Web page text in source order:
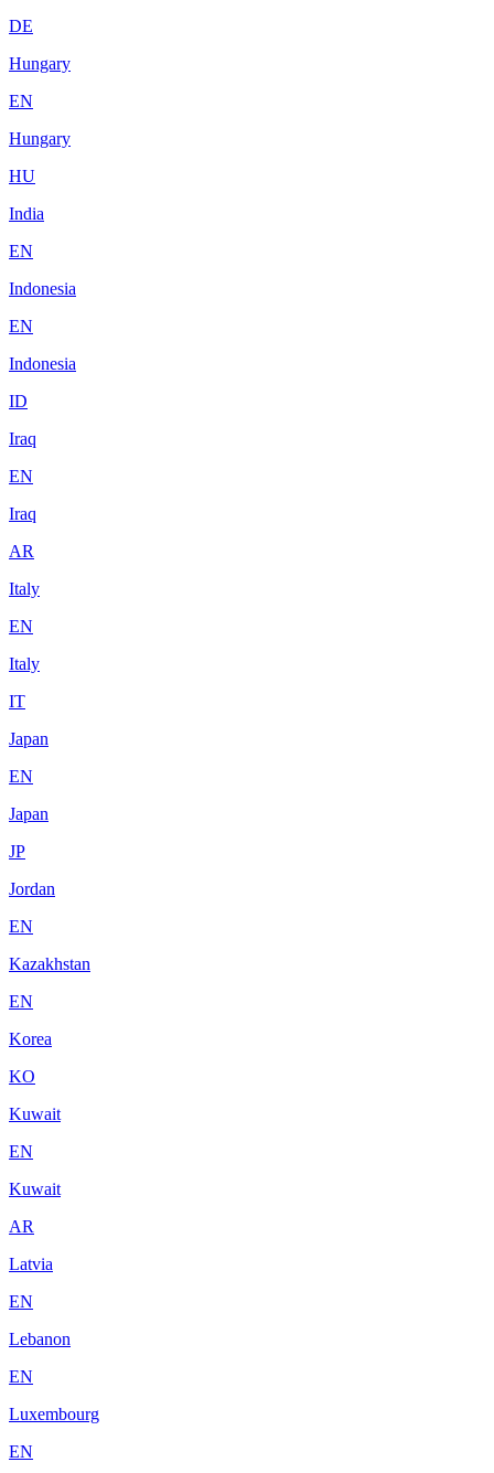
DE
Hungary
EN
Hungary
HU
India
EN
Indonesia
EN
Indonesia
ID
Iraq
EN
Iraq
AR
Italy
EN
Italy
IT
Japan
EN
Japan
JP
Jordan
EN
Kazakhstan
EN
Korea
KO
Kuwait
EN
Kuwait
AR
Latvia
EN
Lebanon
EN
Luxembourg
EN